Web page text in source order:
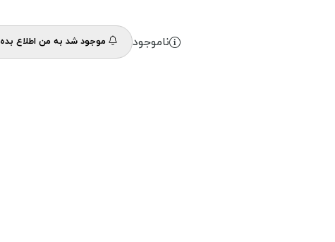
ناموجود موجود شد به من اطلاع بده